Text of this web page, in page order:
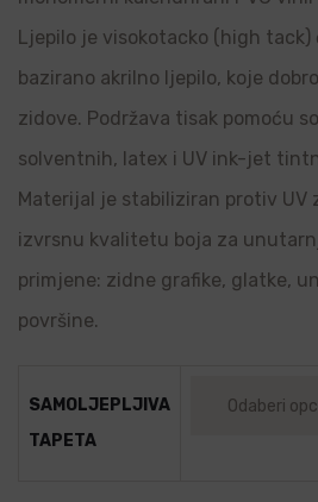
Ljepilo je visokotacko (high
bazirano akrilno ljepilo, koje
zidove. Podržava tisak pomoću
solventnih, latex i UV ink-jet
Materijal je stabiliziran protiv UV
izvrsnu kvalitetu boja za
primjene: zidne grafike, glatke,
površine.
SAMOLJEPLJIVA
TAPETA